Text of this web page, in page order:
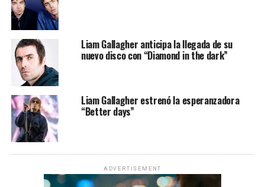
Liam Gallagher anticipa la llegada de su
nuevo disco con “Diamond in the dark”
Liam Gallagher estrenó la esperanzadora
“Better days”
ADVERTISEMENT